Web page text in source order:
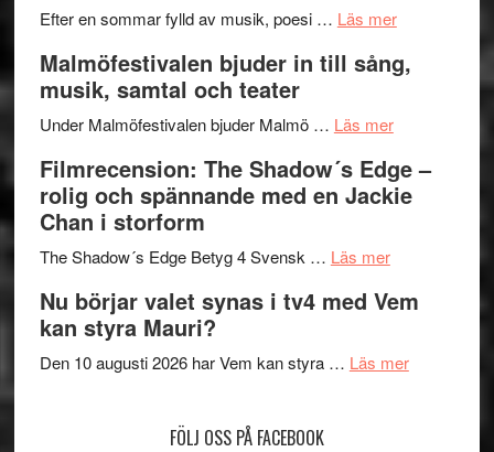
genrens
terräng
på
Efter en sommar fylld av musik, poesi … Läs merom
Endre,
Roland
Pöntinen
Artipelag
Malmöfestivalen bjuder in till sång,
musik, samtal och teater
Under Malmöfestivalen bjuder Malmö … Läs merom
bjuder
in
samtal
teater
Filmrecension: The Shadow´s Edge –
rolig och spännande med en Jackie
Chan i storform
The Shadow´s Edge Betyg 4 Svensk … Läs merom
The
´s
Nu börjar valet synas i tv4 med Vem
kan styra Mauri?
Den 10 augusti 2026 har Vem kan styra … Läs merom
FÖLJ OSS PÅ FACEBOOK